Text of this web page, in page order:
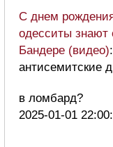
С днем
одесситы знают
Бандере (видео)
антисемитские
в ломбард?
2025-01-01